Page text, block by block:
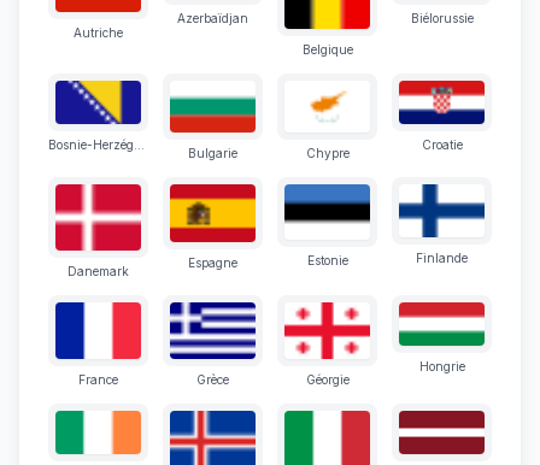
Autriche
Azerbaïdjan
Belgique
Biélorussie
Bulgarie Chypre
Croatie
Danemark
Espagne Estonie Finlande
France Grèce Géorgie
Hongrie